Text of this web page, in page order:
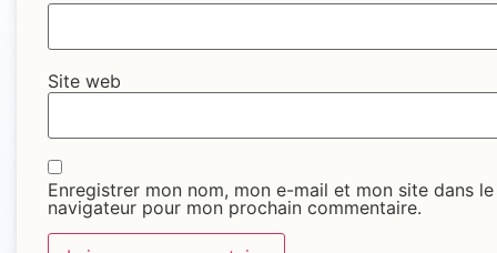
Site web
Enregistrer mon nom, mon e-mail et mon site dans le
navigateur pour mon prochain commentaire.